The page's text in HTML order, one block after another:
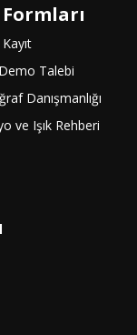
Formları
Talebi
Danışmanlığı
ve Işık Rehberi